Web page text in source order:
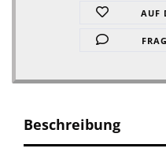
AUF
Beschreibung